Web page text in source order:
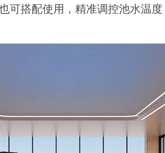
可搭配使用，精准调控池水温